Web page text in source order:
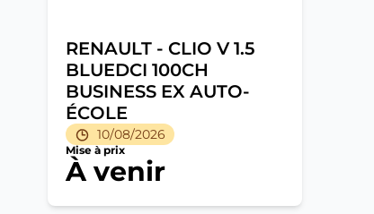
10/08/2026
RENAULT - CLIO V 1.5
BLUEDCI 100CH
BUSINESS EX AUTO-
ÉCOLE
Mise à prix
À venir